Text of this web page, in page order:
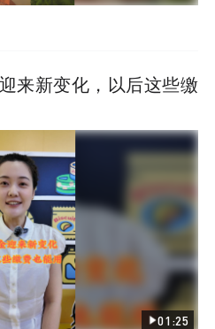
来新变化，以后这些缴
01:25